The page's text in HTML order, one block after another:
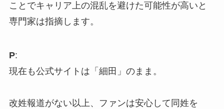
ことでキャリア上の混乱を避けた可能性が高いと
専門家は指摘します。
P:
現在も公式サイトは「細田」のまま。
改姓報道がない以上、ファンは安心して同姓を